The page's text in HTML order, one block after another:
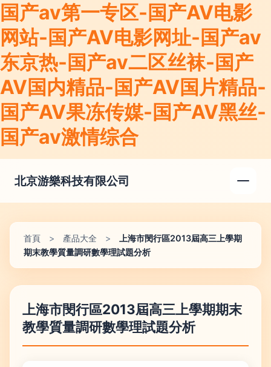
国产av第一专区-国产AV电影
网站-国产AV电影网址-国产av
东京热-国产av二区丝袜-国产
AV国内精品-国产AV国片精品-
国产AV果冻传媒-国产AV黑丝-
国产av激情综合
北京游樂科技有限公司
首頁 > 產品大全 >
上海市閔行區2013屆高三上學期
期末教學質量調研數學理試題分析
上海市閔行區2013屆高三上學期期末
教學質量調研數學理試題分析